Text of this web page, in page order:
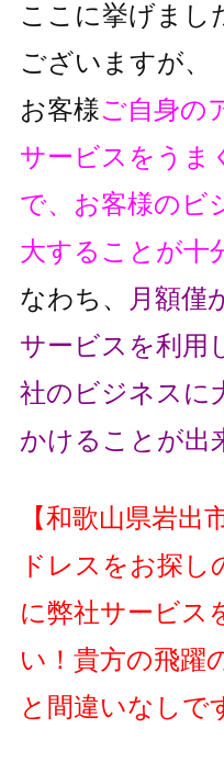
ここに挙げまし
ございますが、
お客様ご自身の
サービスをうま
で、 お客様のビ
大することが十
なわち、
月額僅
サービスを利用
社のビジネスに
かけることが出
【和歌山県岩出
ドレスをお探し
に弊社サービス
い！貴方の飛躍
と間違いなしで